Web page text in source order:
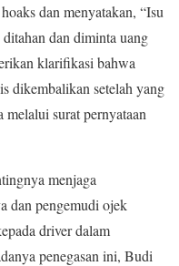
dan menyatakan, “Isu
dan diminta uang
klarifikasi bahwa
dikembalikan setelah yang
melalui surat pernyataan
menjaga
dan pengemudi ojek
driver dalam
penegasan ini, Budi